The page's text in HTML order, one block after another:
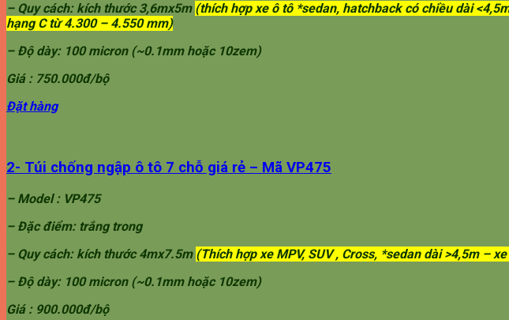
– Quy cách: kích thước 3,6mx5m (thích hợp xe ô tô *sedan, hatchback có chiều dài
hạng C từ 4.300 – 4.550 mm)
– Độ dày: 100 micron (~0.1mm hoặc 10zem)
Giá : 750.000đ/bộ
Đặt hàng
2- Túi chống ngập ô tô 7 chỗ giá rẻ – Mã VP475
– Model : VP475
– Đặc điểm: trắng trong
– Quy cách: kích thước 4mx7.5m (Thích hợp xe MPV, SUV , Cross, *sedan dài >4,5m –
– Độ dày: 100 micron (~0.1mm hoặc 10zem)
Giá : 900.000đ/bộ